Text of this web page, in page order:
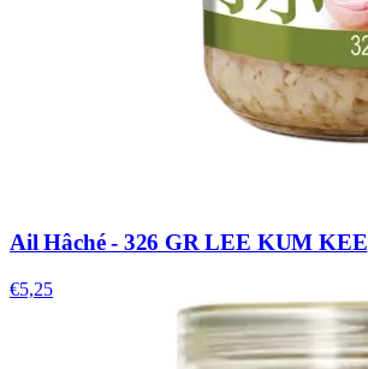
Ail Hâché - 326 GR LEE KUM KEE
€5,25